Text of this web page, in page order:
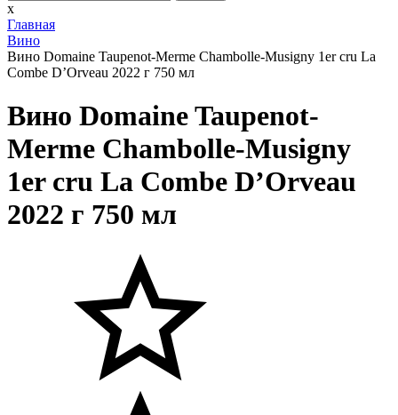
x
Главная
Вино
Вино Domaine Taupenot-Merme Chambolle-Musigny 1er cru La
Combe D’Orveau 2022 г 750 мл
Вино Domaine Taupenot-
Merme Chambolle-Musigny
1er cru La Combe D’Orveau
2022 г 750 мл